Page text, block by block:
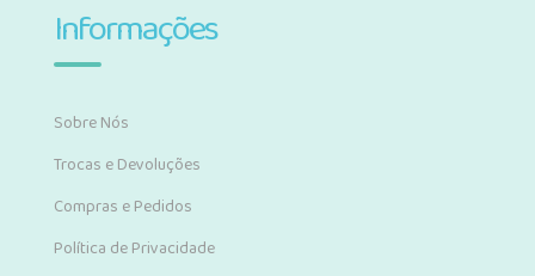
Informações
Sobre Nós
Trocas e Devoluções
Compras e Pedidos
Política de Privacidade